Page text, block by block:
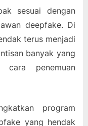
sesuai dengan
deepfake. Di
terus menjadi
banyak yang
cara penemuan
program
yang hendak